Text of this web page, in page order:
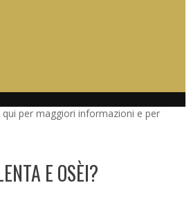
per maggiori informazioni e per
E OSÈI?